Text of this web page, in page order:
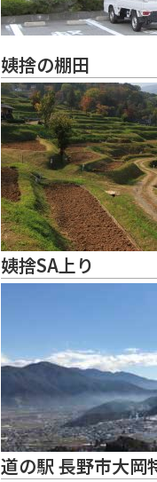
姨捨の棚田
姨捨SA上り
道の駅 長野市大岡